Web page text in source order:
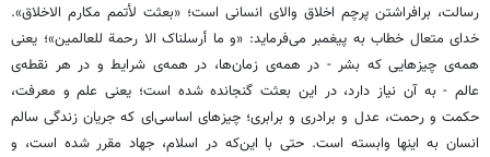
رسالت، برافراشتن پرچم اخلاق والای انسانی است؛ «بعثت لأتمم مکارم الاخلاق».
خدای متعال خطاب به پیغمبر می‌فرماید: «و ما أرسلناک الا رحمة للعالمین»؛ یعنی
همه‌ی چیزهایی که بشر - در همه‌ی زمان‌ها، در همه‌ی شرایط و در هر نقطه‌ی
عالم - به آن نیاز دارد، در این بعثت گنجانده شده است؛ یعنی علم و معرفت،
حکمت و رحمت، عدل و برادری و برابری؛ چیزهای اساسی‌ای که جریان زندگی سالم
انسان به اینها وابسته است. حتی با این‌که در اسلام، جهاد مقرر شده است، و